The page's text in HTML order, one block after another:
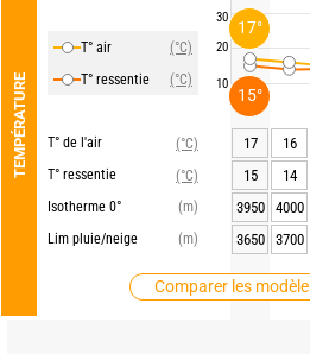
TEMPÉRATURE
T° air
(°C)
T° ressentie
(°C)
T° de l'air
(°C)
T° ressentie
(°C)
Isotherme 0°
(m)
Lim pluie/neige
(m)
Comparer les
30
20
10
17 16
15
14
3950
4000
3650
3700
17°
15°